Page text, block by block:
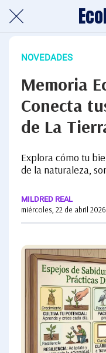
NOVEDADES
Memoria
Conecta
de La
Explora cómo tu
de la naturaleza,
MILDRED REAL
miércoles, 22 de abril 2026